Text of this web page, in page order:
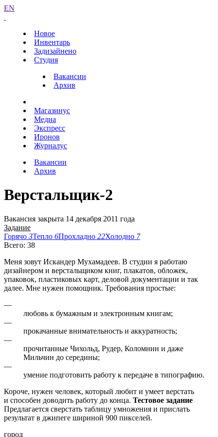
EN
Новое
Инвентарь
Задизайнено
Студия
Вакансии
Архив
Магазинус
Медиа
Экспресс
Иронов
Журналус
Вакансии
Архив
Верстальщик-2
Вакансия закрыта 14 декабря 2011 года
Задание
Горячо 3Тепло 6Прохладно 22Холодно 7
Всего: 38
Меня зовут Искандер Мухамадеев. В студии я работаю
дизайнером и верстальщиком книг, плакатов, обложек,
упаковок, пластиковых карт, деловой документации и так
далее. Мне нужен помощник. Требования простые:
—
любовь к бумажным и электронным книгам;
—
прокачанные внимательность и аккуратность;
—
прочитанные Чихольд, Рудер, Коломнин и даже
Мильчин до середины;
—
умение подготовить работу к передаче в типографию.
Короче, нужен человек, который любит и умеет верстать
и способен доводить работу до конца. Тестовое задание
Предлагается сверстать таблицу умножения и прислать
результат в джипеге шириной 900 пикселей.
город